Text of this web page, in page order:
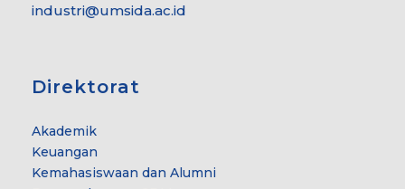
industri@umsida.ac.id
Direktorat
Akademik
Keuangan
Kemahasiswaan dan Alumni